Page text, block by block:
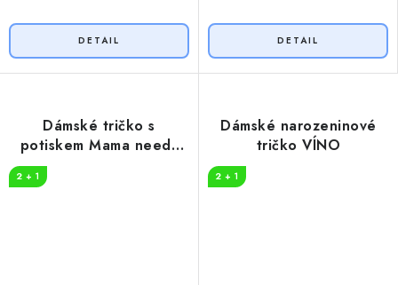
Dámské tričko s
potiskem Mama needs
2 + 1
Dámské narozeninové
tričko VÍNO
2 + 1